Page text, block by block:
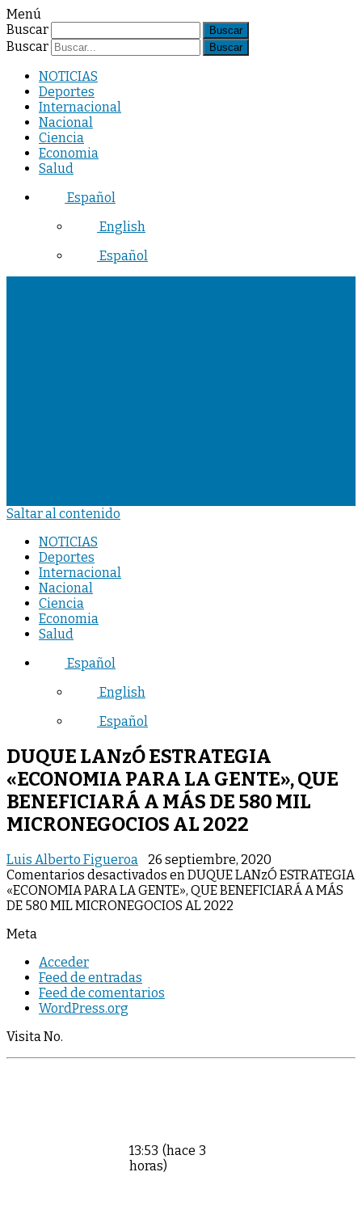
Menú
Buscar
Buscar
NOTICIAS
Deportes
Internacional
Nacional
Ciencia
Economia
Salud
Español
English
Español
Saltar al contenido
NOTICIAS
Deportes
Internacional
Nacional
Ciencia
Economia
Salud
Español
English
Español
DUQUE LANzÓ ESTRATEGIA
«ECONOMIA PARA LA GENTE», QUE
BENEFICIARÁ A MÁS DE 580 MIL
MICRONEGOCIOS AL 2022
Luis Alberto Figueroa
26 septiembre, 2020
Comentarios desactivados en DUQUE LANzÓ ESTRATEGIA
«ECONOMIA PARA LA GENTE», QUE BENEFICIARÁ A MÁS
DE 580 MIL MICRONEGOCIOS AL 2022
Meta
Acceder
Feed de entradas
Feed de comentarios
WordPress.org
Visita No.
13:53 (hace 3
horas)